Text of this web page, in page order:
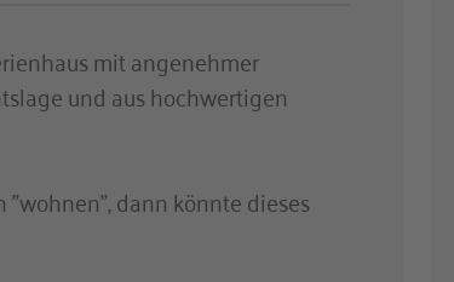
mit angenehmer
und aus hochwertigen
dann könnte dieses